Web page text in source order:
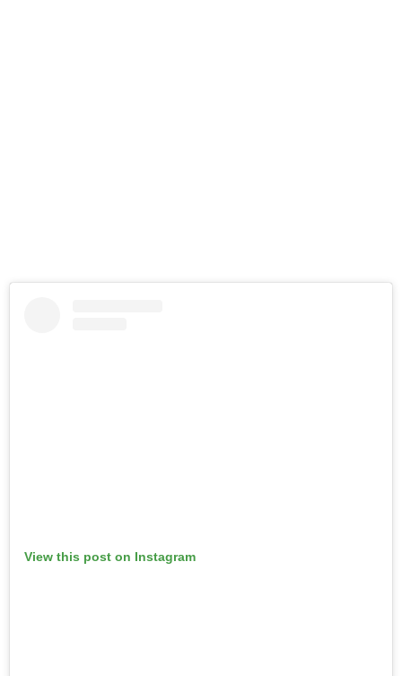
View this post on Instagram